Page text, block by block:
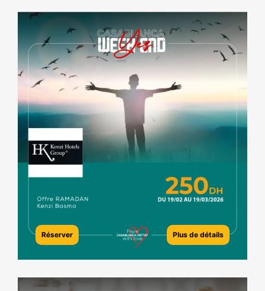
Réserver Plus de détails